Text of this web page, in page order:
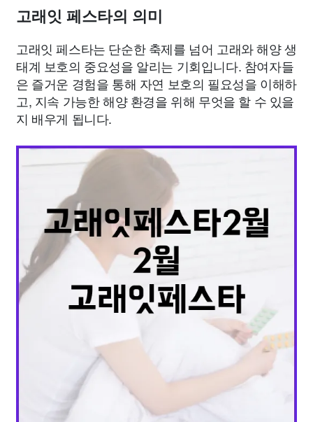
고래잇 페스타의 의미
고래잇 페스타는 단순한 축제를 넘어 고래와 해양 생
태계 보호의 중요성을 알리는 기회입니다. 참여자들
은 즐거운 경험을 통해 자연 보호의 필요성을 이해하
고, 지속 가능한 해양 환경을 위해 무엇을 할 수 있을
지 배우게 됩니다.